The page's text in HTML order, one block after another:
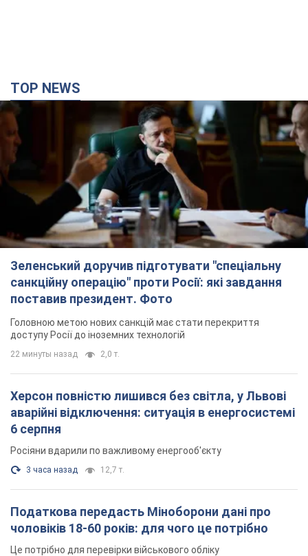
TOP NEWS
Зеленський доручив підготувати "спеціальну
санкційну операцію" проти Росії: які завдання
поставив президент. Фото
Головною метою нових санкцій має стати перекриття
доступу Росії до іноземних технологій
22 минуты назад 2,0 т.
Херсон повністю лишився без світла, у Львові
аварійні відключення: ситуація в енергосистемі
6 серпня
Росіяни вдарили по важливому енергооб'єкту
3 часа назад 12,7 т.
Податкова передасть Міноборони дані про
чоловіків 18-60 років: для чого це потрібно
Це потрібно для перевірки військового обліку